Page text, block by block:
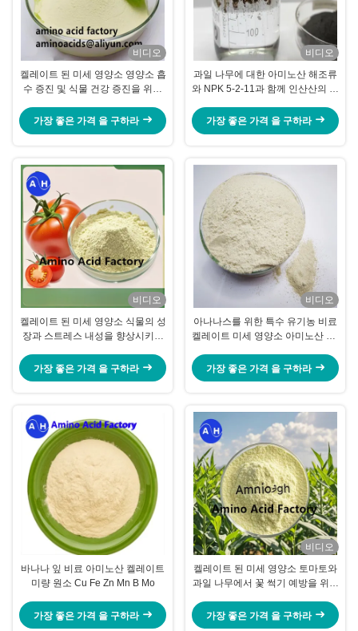
비디오
켈레이트 된 미세 영양소 영양소 흡
수 증진 및 식물 건강 증진을 위한
가장 좋은 가격 을 구하라
비디오
과일 나무에 대한 아미노산 해조류
와 NPK 5-2-11과 함께 인산산의 유
가장 좋은 가격 을 구하라
비디오
켈레이트 된 미세 영양소 식물의 성
장과 스트레스 내성을 향상시키는
가장 좋은 가격 을 구하라
비디오
아나나스를 위한 특수 유기농 비료
켈레이트 미세 영양소 아미노산 Cu
가장 좋은 가격 을 구하라
바나나 잎 비료 아미노산 켈레이트
미량 원소 Cu Fe Zn Mn B Mo
가장 좋은 가격 을 구하라
비디오
켈레이트 된 미세 영양소 토마토와
과일 나무에서 꽃 썩기 예방을 위한
가장 좋은 가격 을 구하라